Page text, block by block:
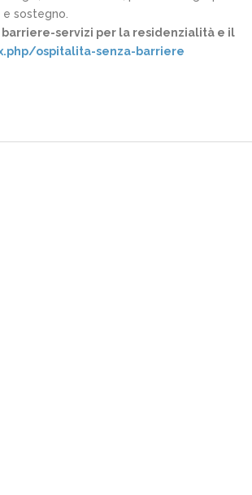
sostegno.
barriere-servizi per la residenzialità e il
ospitalita-senza-barriere